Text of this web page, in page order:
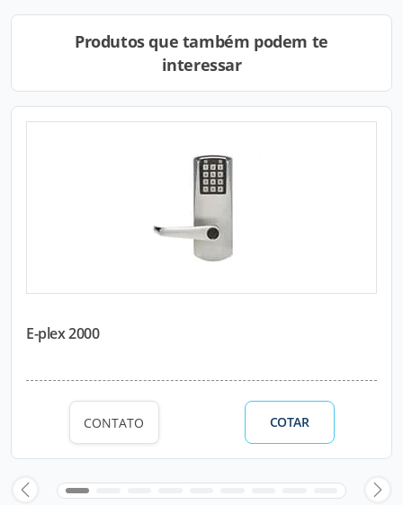
Produtos que também podem te
interessar
E-plex 2000
CONTATO COTAR